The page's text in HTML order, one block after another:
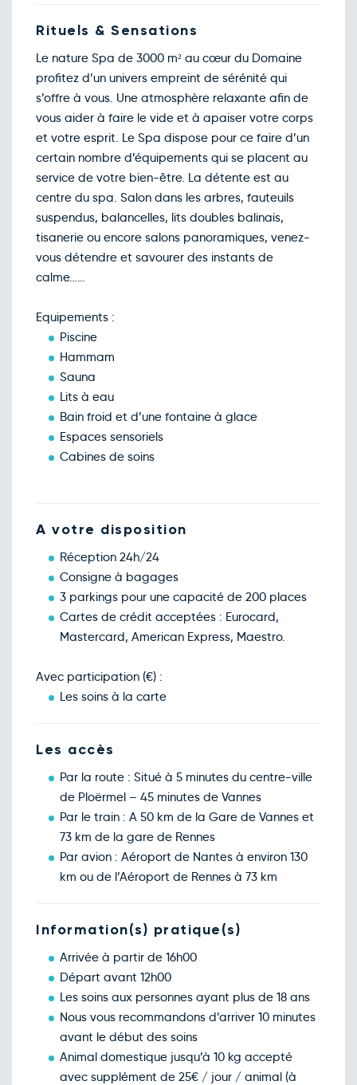
Jeu.
déc.
Janvier 2027
Ven.
janv.
163€/pers
Retour le Sam. 02 janv. 26
Sam.
janv.
163€/pers
Retour le Dim. 03 janv. 26
Dim.
janv.
123€/pers
Retour le Lun. 04 janv. 27
Rituels & Sensations
Le nature Spa de 3000 m² au cœur du Domaine
profitez d’un univers empreint de sérénité qui
s’offre à vous. Une atmosphère relaxante afin de
vous aider à faire le vide et à apaiser votre corps
et votre esprit. Le Spa dispose pour ce faire d’un
certain nombre d’équipements qui se placent au
service de votre bien-être. La détente est au
centre du spa. Salon dans les arbres, fauteuils
suspendus, balancelles, lits doubles balinais,
tisanerie ou encore salons panoramiques, venez-
vous détendre et savourer des instants de
calme……
Equipements :
Piscine
Hammam
Sauna
Lits à eau
Bain froid et d’une fontaine à glace
Espaces sensoriels
Cabines de soins
A votre disposition
Réception 24h/24
Consigne à bagages
3 parkings pour une capacité de 200 places
Cartes de crédit acceptées : Eurocard,
Mastercard, American Express, Maestro.
Avec participation (€) :
Les soins à la carte
Les accès
Par la route : Situé à 5 minutes du centre-ville
de Ploërmel – 45 minutes de Vannes
Par le train : A 50 km de la Gare de Vannes et
73 km de la gare de Rennes
Par avion : Aéroport de Nantes à environ 130
km ou de l’Aéroport de Rennes à 73 km
Information(s) pratique(s)
Arrivée à partir de 16h00
Départ avant 12h00
Les soins aux personnes ayant plus de 18 ans
Nous vous recommandons d’arriver 10 minutes
avant le début des soins
Animal domestique jusqu’à 10 kg accepté
avec supplément de 25€ / jour / animal (à